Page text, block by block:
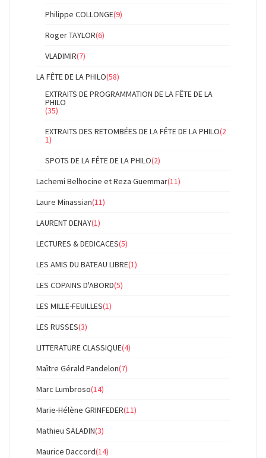
Philippe COLLONGE(9)
Roger TAYLOR(6)
VLADIMIR(7)
LA FÊTE DE LA PHILO(58)
EXTRAITS DE PROGRAMMATION DE LA FÊTE DE LA
PHILO
(35)
EXTRAITS DES RETOMBÉES DE LA FÊTE DE LA PHILO(2
1)
SPOTS DE LA FÊTE DE LA PHILO(2)
Lachemi Belhocine et Reza Guemmar(11)
Laure Minassian(11)
LAURENT DENAY(1)
LECTURES & DEDICACES(5)
LES AMIS DU BATEAU LIBRE(1)
LES COPAINS D'ABORD(5)
LES MILLE-FEUILLES(1)
LES RUSSES(3)
LITTERATURE CLASSIQUE(4)
Maître Gérald Pandelon(7)
Marc Lumbroso(14)
Marie-Hélène GRINFEDER(11)
Mathieu SALADIN(3)
Maurice Daccord(14)